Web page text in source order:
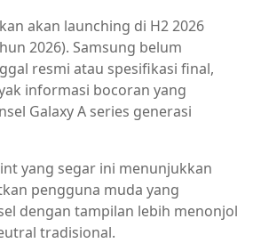
akan launching di H2 2026
2026). Samsung belum
resmi atau spesifikasi final,
informasi bocoran yang
Galaxy A series generasi
yang segar ini menunjukkan
pengguna muda yang
dengan tampilan lebih menonjol
tradisional.